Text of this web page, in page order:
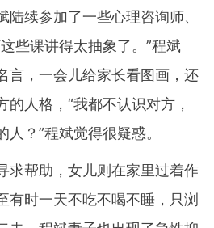
续参加了一些心理咨询师、
些课讲得太抽象了。”程斌
言，一会儿给家长看图画，还
人格，“我都不认识对方，
？”程斌觉得很疑惑。
帮助，女儿则在家里过着作
有时一天不吃不喝不睡，只浏